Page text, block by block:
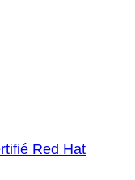
Red Hat